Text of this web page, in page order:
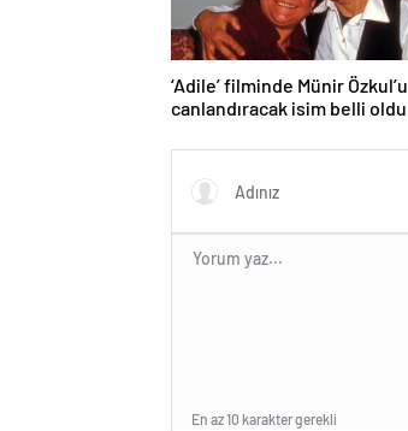
‘Adile’ filminde Münir Özkul’u
canlandıracak isim belli oldu
En az 10 karakter gerekli